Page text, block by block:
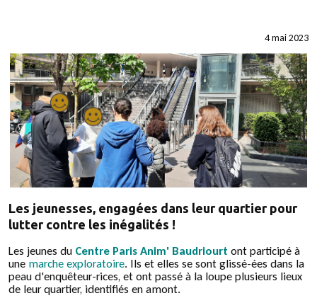
4 mai 2023
Les jeunesses, engagées dans leur quartier pour
lutter contre les inégalités !
Les jeunes du Centre Paris Anim' Baudriourt ont participé à
une marche exploratoire. Ils et elles se sont glissé-ées dans la
peau d'enquêteur-rices, et ont passé à la loupe plusieurs lieux
de leur quartier, identifiés en amont.